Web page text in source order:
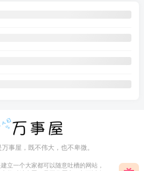
事屋，既不伟大，也不卑微。
立一个大家都可以随意吐槽的网站，